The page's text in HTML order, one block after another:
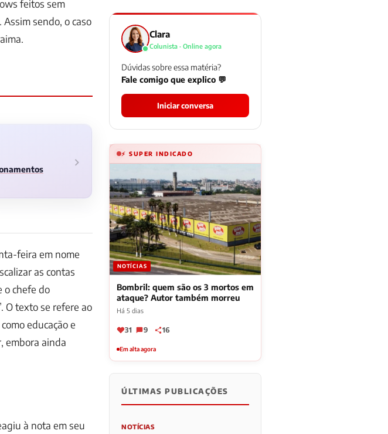
feitos sem
sendo, o caso
feira em nome
as contas
o chefe do
O texto se refere ao
educação e
embora ainda
à nota em seu
Clara
Colunista · Online agora
Dúvidas sobre essa matéria?
Fale comigo que explico 💬
Iniciar conversa
⚡ SUPER INDICADO
NOTÍCIAS
Bombril: quem são os 3 mortos em
ataque? Autor também morreu
Há 5 dias
31 9 16
Em alta agora
ÚLTIMAS PUBLICAÇÕES
NOTÍCIAS